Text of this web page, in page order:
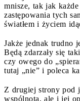
mnisze, tak jak
zastępowania tych
światłem i życiem
Jakże jednak trudno
Będą zdarzały się
czy owego do
tutaj „nie” i poleca
Z drugiej strony pod
wspólnota, ale i jej